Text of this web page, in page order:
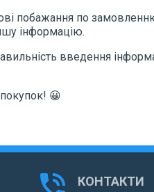
побажання по
інформацію.
введення
😀
КОНТАКТИ